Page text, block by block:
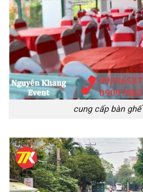
cung cấp bàn